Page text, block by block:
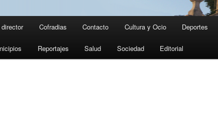
Cofradias Contacto Cultura y Ocio Deportes
Reportajes Salud Sociedad Editorial